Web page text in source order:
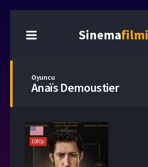
Sinemafilmi
Oyuncu
Anaïs Demoustier
1080p